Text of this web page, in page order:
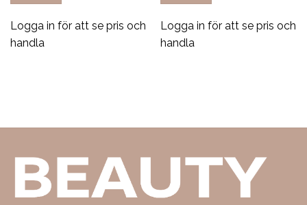
Logga in för att se pris och
handla
Logga in för att se pris och
handla